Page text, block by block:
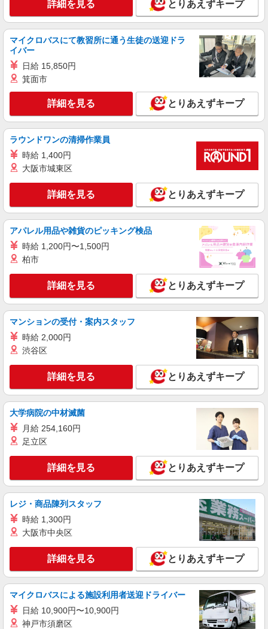
月給：250,000円〜 月収例：287,647円(月給＋
各種手当) ※資格手当一律40,000円/月を含む ※法
定外残業手当20,025円/月 ※深夜手当17,622円/月
広島県東広島市 勤務詳細：東広島市吉川工業
団地 通勤方法：徒歩/車/バス 最寄り駅：東広島駅
詳細を見る
詳細を見る とりあえずキープ
マイクロバスにて教習所に通う生徒の送迎ドラ
イバー
日給 15,850円
箕面市
詳細を見る とりあえずキープ
ラウンドワンの清掃作業員
時給 1,400円
大阪市城東区
詳細を見る とりあえずキープ
アパレル用品や雑貨のピッキング検品
時給 1,200円〜1,500円
柏市
詳細を見る とりあえずキープ
マンションの受付・案内スタッフ
時給 2,000円
渋谷区
詳細を見る とりあえずキープ
大学病院の中材滅菌
月給 254,160円
足立区
詳細を見る とりあえずキープ
レジ・商品陳列スタッフ
時給 1,300円
大阪市中央区
詳細を見る とりあえずキープ
マイクロバスによる施設利用者送迎ドライバー
日給 10,900円〜10,900円
神戸市須磨区